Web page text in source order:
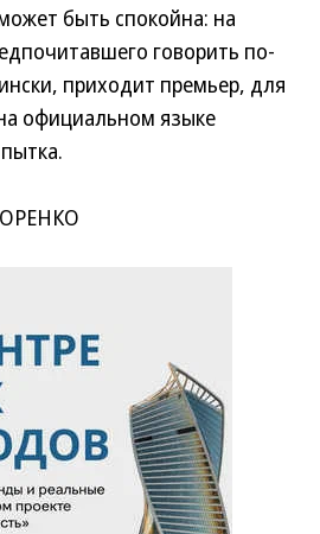
быть спокойна: на
говорить по-
приходит премьер, для
официальном языке